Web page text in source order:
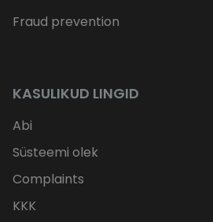
Fraud prevention
KASULIKUD LINGID
Abi
Süsteemi olek
Complaints
KKK